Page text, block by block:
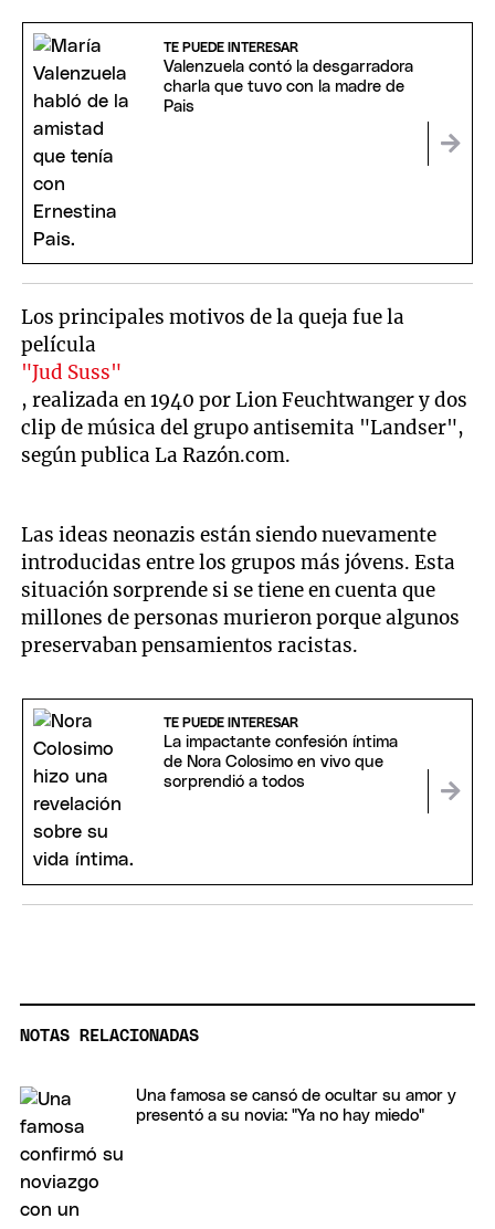
TE PUEDE INTERESAR
Valenzuela contó la desgarradora
charla que tuvo con la madre de
Pais
Los principales motivos de la queja fue la
película
"Jud Suss"
, realizada en 1940 por Lion Feuchtwanger y dos
clip de música del grupo antisemita "Landser",
según publica La Razón.com.
Las ideas neonazis están siendo nuevamente
introducidas entre los grupos más jóvens. Esta
situación sorprende si se tiene en cuenta que
millones de personas murieron porque algunos
preservaban pensamientos racistas.
TE PUEDE INTERESAR
La impactante confesión íntima
de Nora Colosimo en vivo que
sorprendió a todos
NOTAS RELACIONADAS
Una famosa se cansó de ocultar su amor y
presentó a su novia: "Ya no hay miedo"